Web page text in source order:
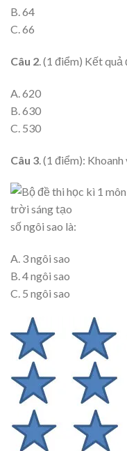
B. 64
C. 66
Câu 2. (1 điểm) Kết quả
A. 620
B. 630
C. 530
Câu 3 . (1 điểm):
số ngôi sao là:
A. 3 ngôi sao
B. 4 ngôi sao
C. 5 ngôi sao